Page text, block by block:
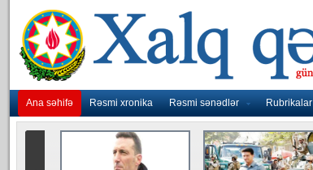
Ana səhifə Rəsmi xronika Rəsmi sənədlər Rubrikalar